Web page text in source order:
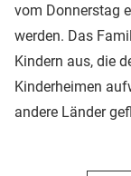
vom Donnerstag
werden. Das
Kindern aus, die
Kinderheimen
andere Länder